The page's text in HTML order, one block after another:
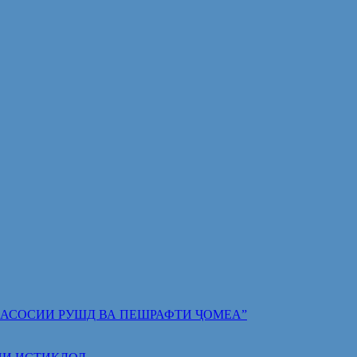
АСОСИИ РУШД ВА ПЕШРАФТИ ҶОМЕА”